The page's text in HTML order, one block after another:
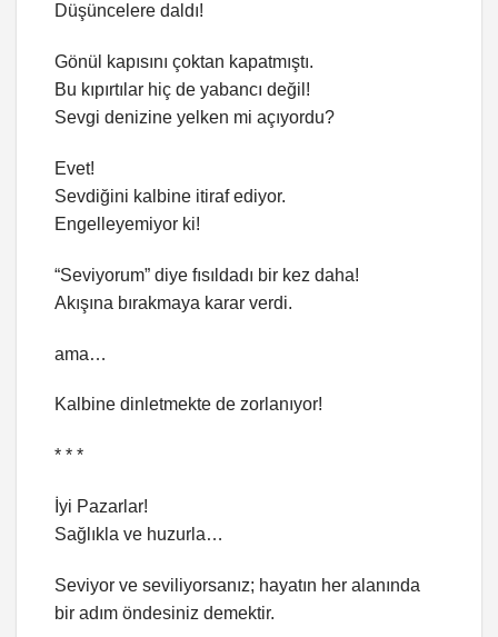
Düşüncelere daldı!
Gönül kapısını çoktan kapatmıştı.
Bu kıpırtılar hiç de yabancı değil!
Sevgi denizine yelken mi açıyordu?
Evet!
Sevdiğini kalbine itiraf ediyor.
Engelleyemiyor ki!
“Seviyorum” diye fısıldadı bir kez daha!
Akışına bırakmaya karar verdi.
ama…
Kalbine dinletmekte de zorlanıyor!
* * *
İyi Pazarlar!
Sağlıkla ve huzurla…
Seviyor ve seviliyorsanız; hayatın her alanında
bir adım öndesiniz demektir.